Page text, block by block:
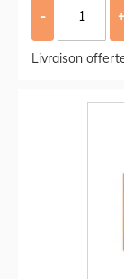
- +
Livraison